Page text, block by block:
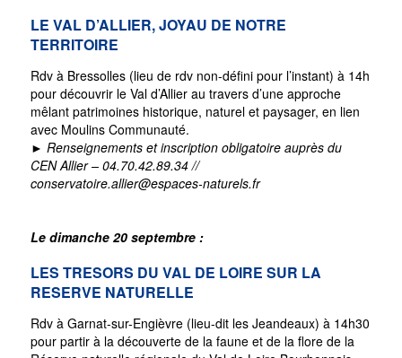
LE VAL D’ALLIER, JOYAU DE NOTRE
TERRITOIRE
Rdv à Bressolles (lieu de rdv non-défini pour l’instant) à 14h
pour découvrir le Val d’Allier au travers d’une approche
mêlant patrimoines historique, naturel et paysager, en lien
avec Moulins Communauté.
► Renseignements et inscription obligatoire auprès du
CEN Allier – 04.70.42.89.34 //
conservatoire.allier@espaces-naturels.fr
Le dimanche 20 septembre :
LES TRESORS DU VAL DE LOIRE SUR LA
RESERVE NATURELLE
Rdv à Garnat-sur-Engièvre (lieu-dit les Jeandeaux) à 14h30
pour partir à la découverte de la faune et de la flore de la